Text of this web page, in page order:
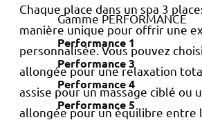
Gamme PERFORMANCE
Performance 1
Performance 3
Performance 4
Performance 5
Chaque place dans un spa 3
manière unique pour offrir une
personnalisée. Vous pouvez
allongée pour une relaxation
assise pour un massage ciblé ou
allongée pour un équilibre entre